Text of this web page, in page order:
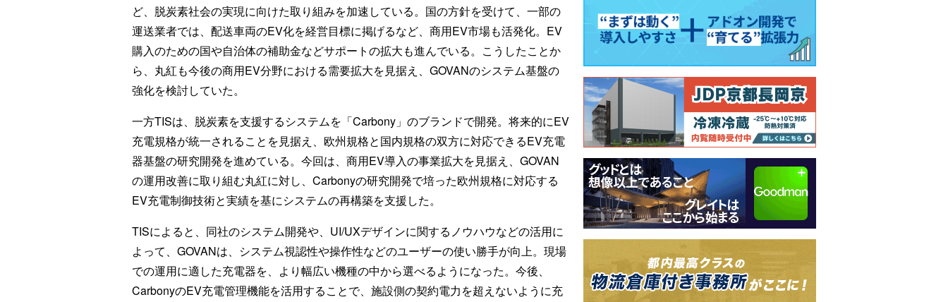
ど、脱炭素社会の実現に向けた取り組みを加速している。国の方針を受けて、一部の
運送業者では、配送車両のEV化を経営目標に掲げるなど、商用EV市場も活発化。EV
購入のための国や自治体の補助金などサポートの拡大も進んでいる。こうしたことか
ら、丸紅も今後の商用EV分野における需要拡大を見据え、GOVANのシステム基盤の
強化を検討していた。
一方TISは、脱炭素を支援するシステムを「Carbony」のブランドで開発。将来的にEV
充電規格が統一されることを見据え、欧州規格と国内規格の双方に対応できるEV充電
器基盤の研究開発を進めている。今回は、商用EV導入の事業拡大を見据え、GOVAN
の運用改善に取り組む丸紅に対し、Carbonyの研究開発で培った欧州規格に対応する
EV充電制御技術と実績を基にシステムの再構築を支援した。
TISによると、同社のシステム開発や、UI/UXデザインに関するノウハウなどの活用に
よって、GOVANは、システム視認性や操作性などのユーザーの使い勝手が向上。現場
での運用に適した充電器を、より幅広い機種の中から選べるようになった。今後、
CarbonyのEV充電管理機能を活用することで、施設側の契約電力を超えないように充